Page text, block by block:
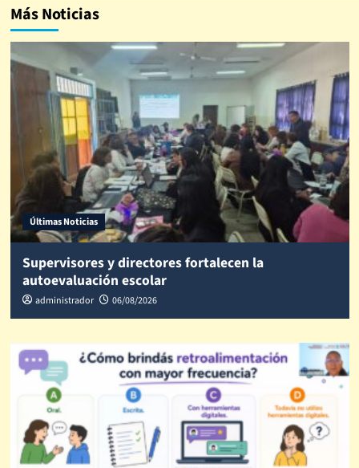
Más Noticias
Últimas Noticias
Supervisores y directores fortalecen la
autoevaluación escolar
administrador 06/08/2026